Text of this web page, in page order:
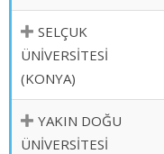
SELÇUK
ÜNİVERSİTESİ
(KONYA)
YAKIN DOĞU
ÜNİVERSİTESİ